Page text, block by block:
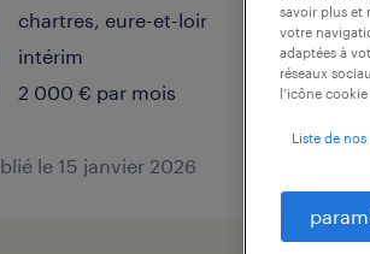
chartres, eure-et-loir
intérim
2 000 € par mois
le 15 janvier 2026
savoir plus et
votre
adaptées à
réseaux
l’icône
Liste de